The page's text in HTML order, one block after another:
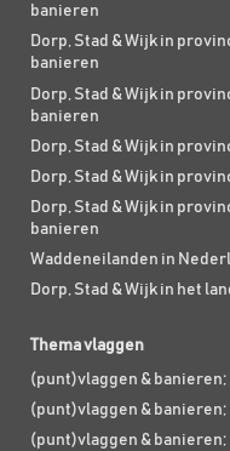
banieren
Dorp, Stad & Wijk in
banieren
Dorp, Stad & Wijk in
banieren
Dorp, Stad & Wijk in
Dorp, Stad & Wijk in
Dorp, Stad & Wijk in
banieren
Waddeneilanden in
Dorp, Stad & Wijk in het
Thema vlaggen
(punt)vlaggen &
(punt)vlaggen & banieren;
(punt)vlaggen & banieren;